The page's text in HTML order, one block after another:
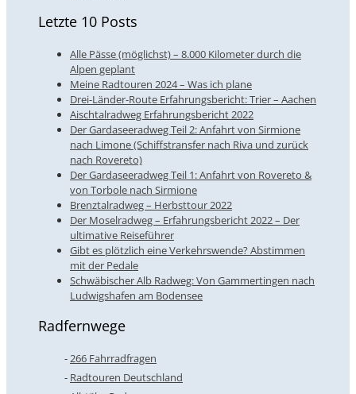
Letzte 10 Posts
Alle Pässe (möglichst) – 8.000 Kilometer durch die
Alpen geplant
Meine Radtouren 2024 – Was ich plane
Drei-Länder-Route Erfahrungsbericht: Trier – Aachen
Aischtalradweg Erfahrungsbericht 2022
Der Gardaseeradweg Teil 2: Anfahrt von Sirmione
nach Limone (Schiffstransfer nach Riva und zurück
nach Rovereto)
Der Gardaseeradweg Teil 1: Anfahrt von Rovereto &
von Torbole nach Sirmione
Brenztalradweg – Herbsttour 2022
Der Moselradweg – Erfahrungsbericht 2022 – Der
ultimative Reiseführer
Gibt es plötzlich eine Verkehrswende? Abstimmen
mit der Pedale
Schwäbischer Alb Radweg: Von Gammertingen nach
Ludwigshafen am Bodensee
Radfernwege
266 Fahrradfragen
Radtouren Deutschland